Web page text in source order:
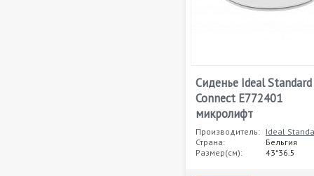
Сиденье Ideal Standard
Connect E772401
микролифт
Производитель: Ideal
Страна:
Бельгия
Размер(см):
43*36.5